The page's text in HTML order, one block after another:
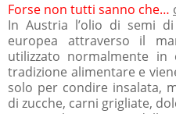
Forse non tutti sanno che…
In Austria l’olio di semi
europea attraverso il
utilizzato normalmente
tradizione alimentare e
solo per condire insalata,
di zucche, carni grigliate,